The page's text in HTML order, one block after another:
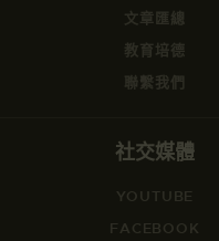
文章匯總
教育培德
聯繫我們
社交媒體
YOUTUBE
FACEBOOK